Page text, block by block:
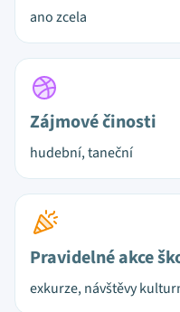
ano zcela
Zájmové činosti
hudební, taneční
Pravidelné akce
exkurze, návštěvy